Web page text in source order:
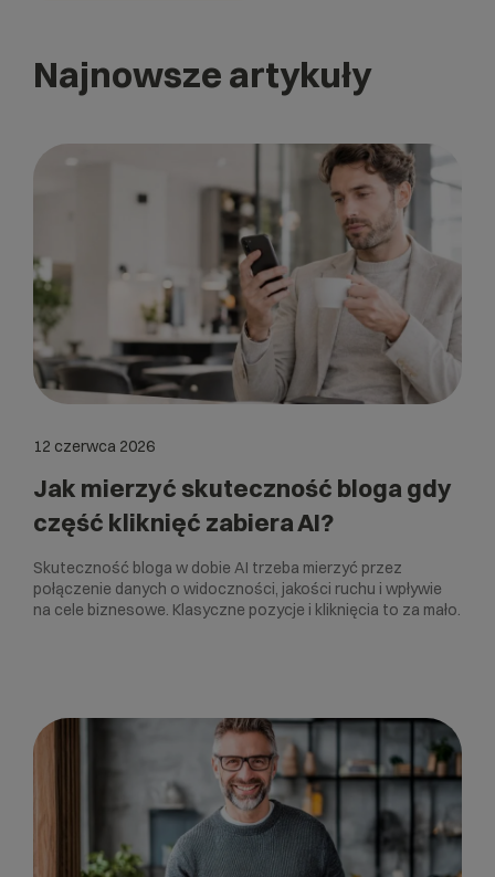
Najnowsze artykuły
12 czerwca 2026
Jak mierzyć skuteczność bloga gdy
część kliknięć zabiera AI?
Skuteczność bloga w dobie AI trzeba mierzyć przez
połączenie danych o widoczności, jakości ruchu i wpływie
na cele biznesowe. Klasyczne pozycje i kliknięcia to za mało.